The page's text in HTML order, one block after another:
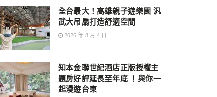
全台最大！高雄親子遊樂園 汎
武大吊扇打造舒適空間
2026 年 8 月 4 日
知本金聯世紀酒店正版授權主
題房好評延長至年底 ！與你一
起漫遊台東